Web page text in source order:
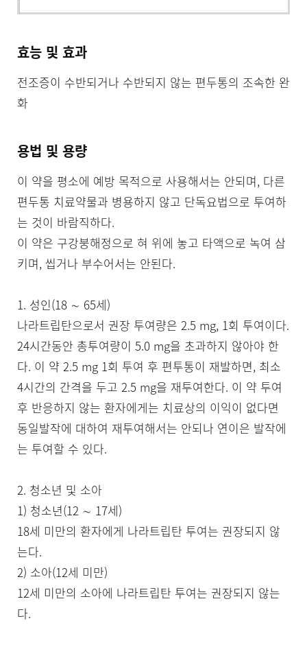
효능 및 효과
전조증이 수반되거나 수반되지 않는 편두통의 조속한 완
화
용법 및 용량
이 약을 평소에 예방 목적으로 사용해서는 안되며, 다른
편두통 치료약물과 병용하지 않고 단독요법으로 투여하
는 것이 바람직하다.
이 약은 구강붕해정으로 혀 위에 놓고 타액으로 녹여 삼
키며, 씹거나 부수어서는 안된다.
1. 성인(18 ∼ 65세)
나라트립탄으로서 권장 투여량은 2.5 mg, 1회 투여이다.
24시간동안 총투여량이 5.0 mg을 초과하지 않아야 한
다. 이 약 2.5 mg 1회 투여 후 편투통이 재발하면, 최소
4시간의 간격을 두고 2.5 mg을 재투여한다. 이 약 투여
후 반응하지 않는 환자에게는 치료상의 이익이 없다면
동일발작에 대하여 재투여해서는 안되나 연이은 발작에
는 투여할 수 있다.
2. 청소년 및 소아
1) 청소년(12 ∼ 17세)
18세 미만의 환자에게 나라트립탄 투여는 권장되지 않
는다.
2) 소아(12세 미만)
12세 미만의 소아에 나라트립탄 투여는 권장되지 않는
다.